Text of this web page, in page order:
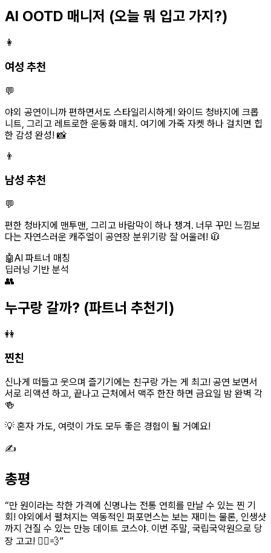
AI OOTD 매니저 (오늘 뭐 입고 가지?)
👩
여성 추천
💬
야외 공연이니까 편하면서도 스타일리시하게! 와이드 청바지에 크롭
니트, 그리고 레트로한 운동화 매치. 여기에 가죽 자켓 하나 걸치면 힙
한 감성 완성! 📸
👨
남성 추천
💬
편한 청바지에 맨투맨, 그리고 바람막이 하나 챙겨. 너무 꾸민 느낌보
다는 자연스러운 캐주얼이 공연장 분위기랑 잘 어울려! 🧥
🤖AI 파트너 매칭
딥러닝 기반 분석
👥
누구랑 갈까? (파트너 추천기)
👭
찐친
신나게 떠들고 웃으며 즐기기에는 친구랑 가는 게 최고! 공연 보면서
서로 리액션 하고, 끝나고 근처에서 맥주 한잔 하면 금요일 밤 완벽 각
🍻
💡 혼자 가도, 여럿이 가도 모두 좋은 경험이 될 거예요!
✍️
총평
“만 원이라는 착한 가격에 신명나는 전통 연희를 만날 수 있는 찐 기
회! 야외에서 펼쳐지는 역동적인 퍼포먼스는 보는 재미는 물론, 인생샷
까지 건질 수 있는 만능 데이트 코스야. 이번 주말, 국립국악원으로 당
장 고고! 🏃‍♀️💨”